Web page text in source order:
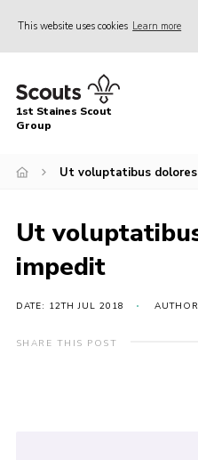
This website uses cookies Learn more
Home
About Us
Events
Gallery
1st Staines Scout
Group
Ut voluptatibus
Ut
impedit
DATE: 12TH JUL 2018
SHARE THIS POST